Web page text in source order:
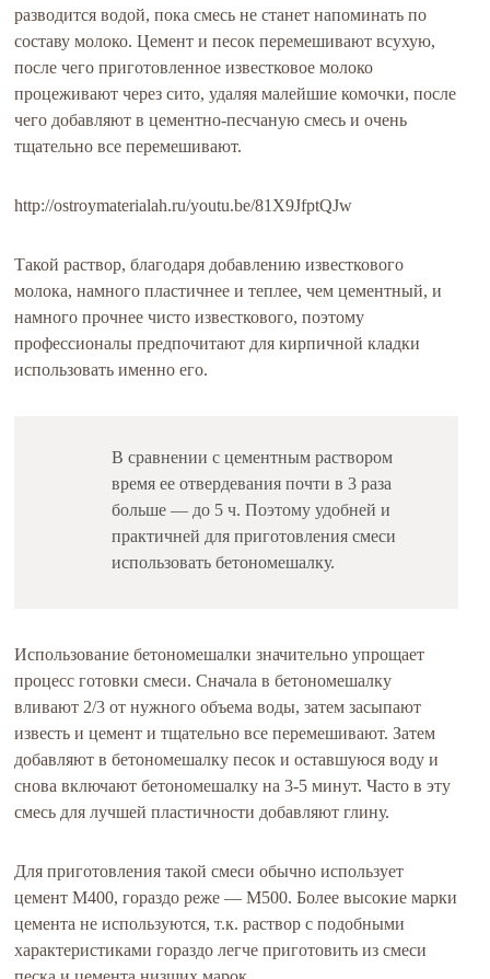
разводится водой, пока смесь не станет напоминать по
составу молоко. Цемент и песок перемешивают всухую,
после чего приготовленное известковое молоко
процеживают через сито, удаляя малейшие комочки, после
чего добавляют в цементно-песчаную смесь и очень
тщательно все перемешивают.
http://ostroymaterialah.ru/youtu.be/81X9JfptQJw
Такой раствор, благодаря добавлению известкового
молока, намного пластичнее и теплее, чем цементный, и
намного прочнее чисто известкового, поэтому
профессионалы предпочитают для кирпичной кладки
использовать именно его.
В сравнении с цементным раствором
время ее отвердевания почти в 3 раза
больше — до 5 ч. Поэтому удобней и
практичней для приготовления смеси
использовать бетономешалку.
Использование бетономешалки значительно упрощает
процесс готовки смеси. Сначала в бетономешалку
вливают 2/3 от нужного объема воды, затем засыпают
известь и цемент и тщательно все перемешивают. Затем
добавляют в бетономешалку песок и оставшуюся воду и
снова включают бетономешалку на 3-5 минут. Часто в эту
смесь для лучшей пластичности добавляют глину.
Для приготовления такой смеси обычно использует
цемент М400, гораздо реже — М500. Более высокие марки
цемента не используются, т.к. раствор с подобными
характеристиками гораздо легче приготовить из смеси